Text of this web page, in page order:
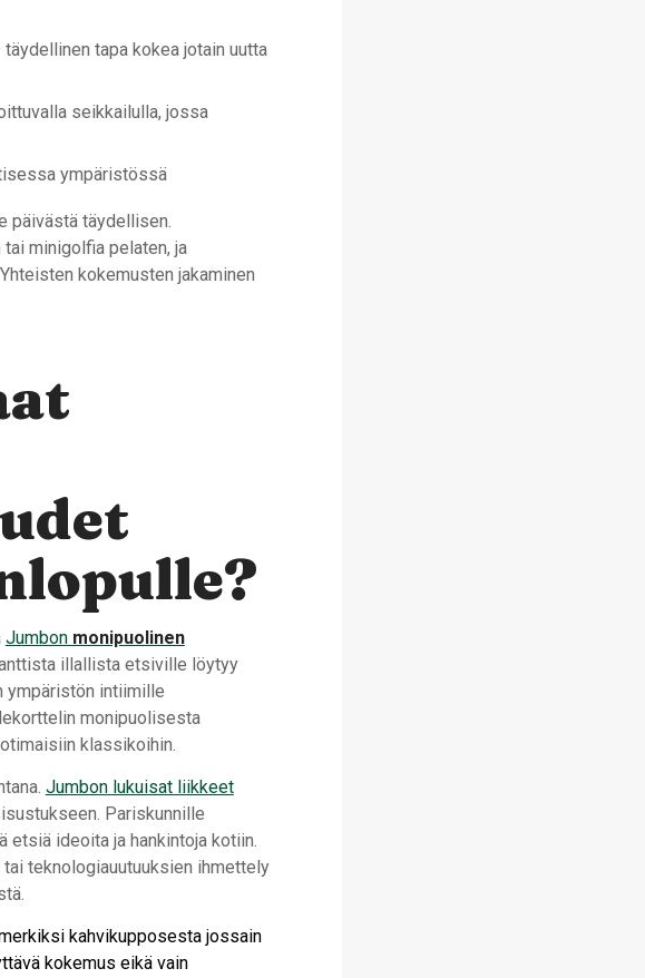
tapa kokea jotain uutta
seikkailulla, jossa
ympäristössä
päivästä täydellisen.
minigolfia pelaten, ja
kokemusten jakaminen
Jumbon monipuolinen
illallista etsiville löytyy
ympäristön intiimille
monipuolisesta
klassikoihin.
Jumbon lukuisat liikkeet
Pariskunnille
ideoita ja hankintoja kotiin.
teknologiauutuuksien ihmettely
kahvikupposesta jossain
kokemus eikä vain